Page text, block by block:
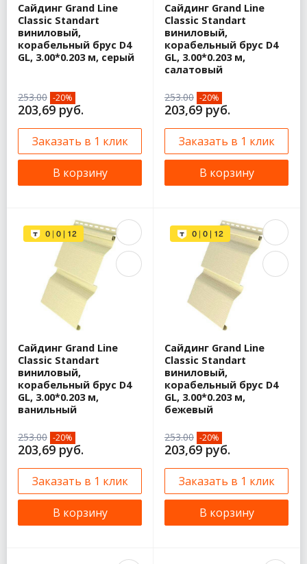
Сайдинг Grand Line
Classic Standart
виниловый,
корабельный брус D4
GL, 3.00*0.203 м, серый
253.00 -20%
203,69 руб.
Заказать в 1 клик
В корзину
Сайдинг Grand Line
Classic Standart
виниловый,
корабельный брус D4
GL, 3.00*0.203 м,
салатовый
253.00 -20%
203,69 руб.
Заказать в 1 клик
В корзину
Сайдинг Grand Line
Classic Standart
виниловый,
корабельный брус D4
GL, 3.00*0.203 м,
ванильный
253.00 -20%
203,69 руб.
Заказать в 1 клик
В корзину
Сайдинг Grand Line
Classic Standart
виниловый,
корабельный брус D4
GL, 3.00*0.203 м,
бежевый
253.00 -20%
203,69 руб.
Заказать в 1 клик
В корзину